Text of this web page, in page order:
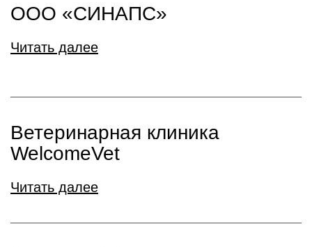
ООО «СИНАПС»
Читать далее
Ветеринарная клиника
WelcomeVet
Читать далее